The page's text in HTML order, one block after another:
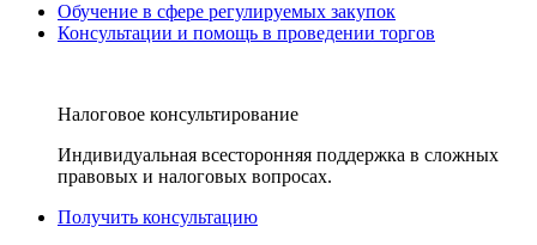
Обучение в сфере регулируемых закупок
Консультации и помощь в проведении торгов
Налоговое консультирование
Индивидуальная всесторонняя поддержка в сложных
правовых и налоговых вопросах.
Получить консультацию